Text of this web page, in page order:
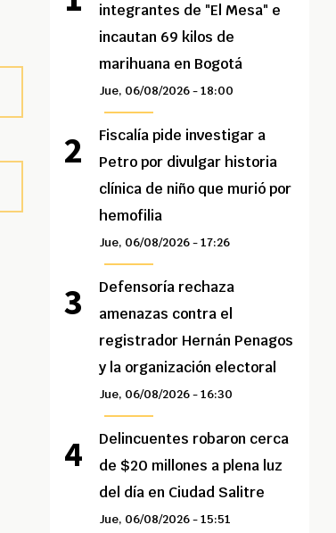
integrantes de "El Mesa" e
incautan 69 kilos de
marihuana en Bogotá
Jue, 06/08/2026 - 18:00
Fiscalía pide investigar a
Petro por divulgar historia
clínica de niño que murió por
hemofilia
Jue, 06/08/2026 - 17:26
Defensoría rechaza
amenazas contra el
registrador Hernán Penagos
y la organización electoral
Jue, 06/08/2026 - 16:30
Delincuentes robaron cerca
de $20 millones a plena luz
del día en Ciudad Salitre
Jue, 06/08/2026 - 15:51